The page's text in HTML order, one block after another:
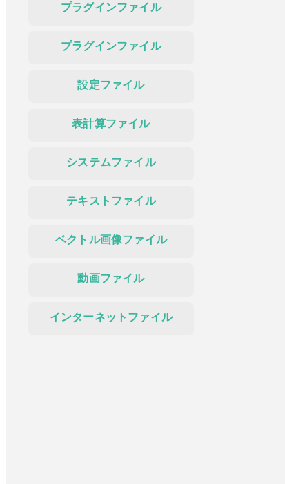
プラグインファイル
プラグインファイル
設定ファイル
表計算ファイル
システムファイル
テキストファイル
ベクトル画像ファイル
動画ファイル
インターネットファイル